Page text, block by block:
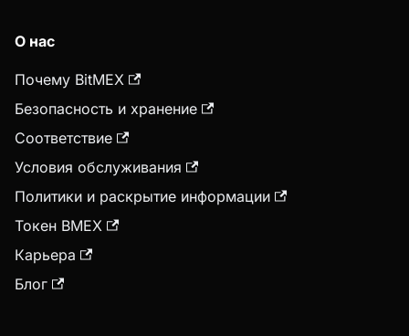
О нас
Почему BitMEX
Безопасность и хранение
Соответствие
Условия обслуживания
Политики и раскрытие информации
Токен BMEX
Карьера
Блог